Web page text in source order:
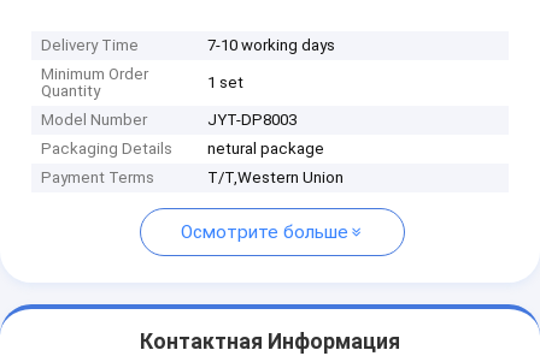
Delivery Time
7-10 working days
Minimum Order
Quantity
1 set
Model Number
JYT-DP8003
Packaging Details
netural package
Payment Terms
T/T,Western Union
Осмотрите больше
Контактная Информация